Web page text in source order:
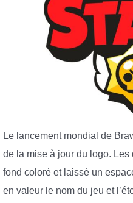
Le lancement mondial de
de la mise à jour du logo.
fond coloré et laissé un
en valeur le nom du jeu et